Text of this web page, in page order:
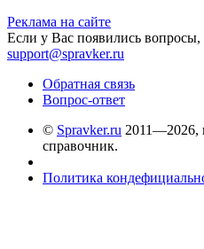
Реклама на сайте
Если у Вас появились
support@spravker.ru
Обратная связь
Вопрос-ответ
© Spravker.ru 2011—2026,
справочник.
Политика